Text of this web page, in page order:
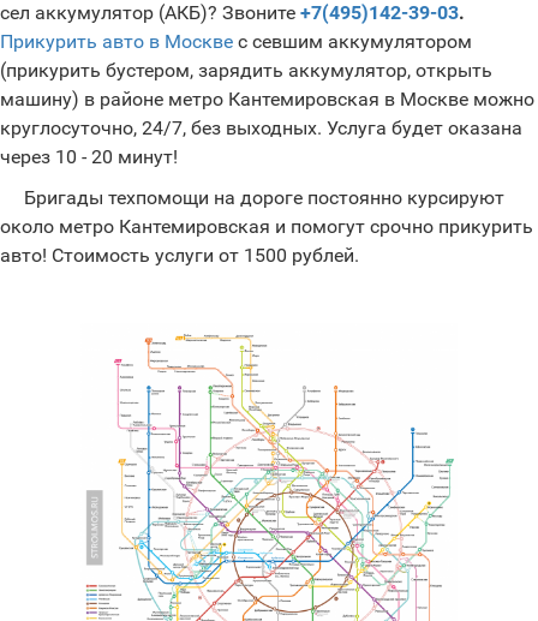
сел аккумулятор (АКБ)? Звоните +7(495)142-39-03.
Прикурить авто в Москве с севшим аккумулятором
(прикурить бустером, зарядить аккумулятор, открыть
машину) в районе метро Кантемировская в Москве можно
круглосуточно, 24/7, без выходных. Услуга будет оказана
через 10 - 20 минут!
Бригады техпомощи на дороге постоянно курсируют
около метро Кантемировская и помогут срочно прикурить
авто! Стоимость услуги от 1500 рублей.